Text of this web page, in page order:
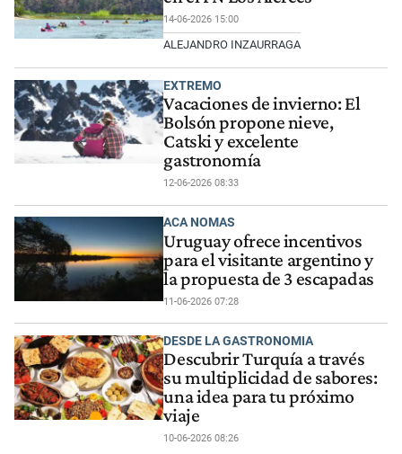
14-06-2026 15:00
ALEJANDRO INZAURRAGA
EXTREMO
Vacaciones de invierno: El
Bolsón propone nieve,
Catski y excelente
gastronomía
12-06-2026 08:33
ACA NOMAS
Uruguay ofrece incentivos
para el visitante argentino y
la propuesta de 3 escapadas
11-06-2026 07:28
DESDE LA GASTRONOMIA
Descubrir Turquía a través
su multiplicidad de sabores:
una idea para tu próximo
viaje
10-06-2026 08:26